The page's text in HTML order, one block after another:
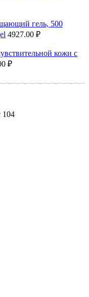
гель, 500
4927.00 ₽
кожи с
₽
104